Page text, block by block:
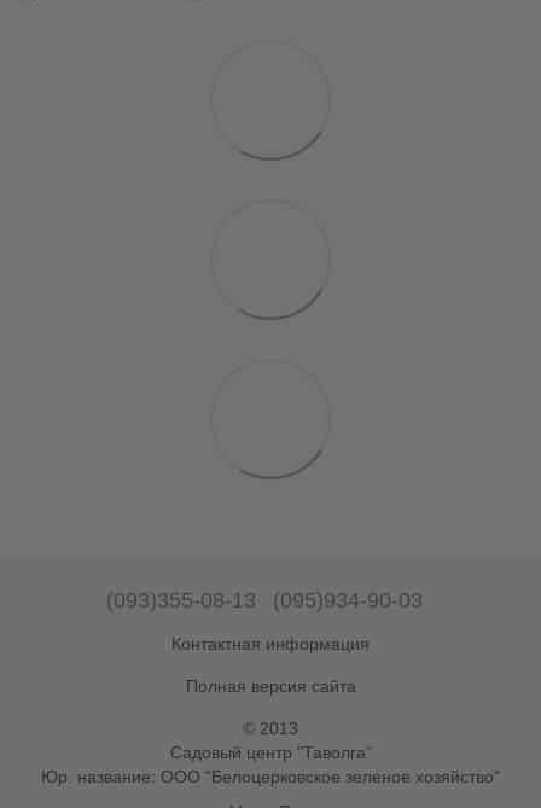
(093)355-08-13 (095)934-90-03
Контактная информация
Полная версия сайта
© 2013
Садовый центр "Таволга"
Юр. название: ООО "Белоцерковское зеленое хозяйство"